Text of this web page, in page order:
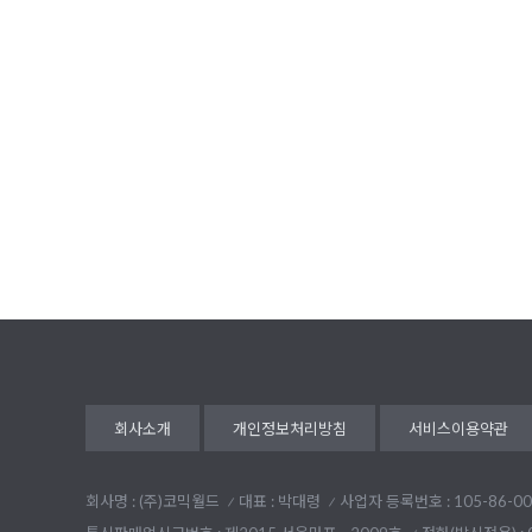
회사소개 개인정보처리방침 서비스이용약관
회사명 : (주)코믹월드 대표 : 박대령
사업자 등록번호 : 105-86-